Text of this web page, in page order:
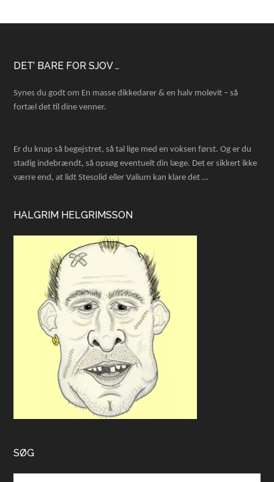
Footer
DET’ BARE FOR SJOV …
Synes du godt om En masse dikkedarer & en halv molevit – så
fortæl det til dine venner.
Er du knap så begejstret, så tal lige med en voksen først. Og er du
stadig indebrændt, så opsøg eventuelt din læge. Det er sikkert ikke
værre end, at lidt Stesolid eller Valium kan klare det …
HALGRIM HELGRIMSSON
SØG